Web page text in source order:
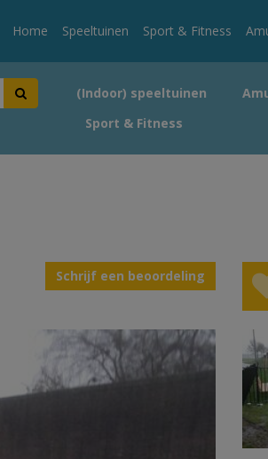
Home Speeltuinen Sport & Fitness
(Indoor) speeltuinen
Sport & Fitness
Schrijf een beoordeling